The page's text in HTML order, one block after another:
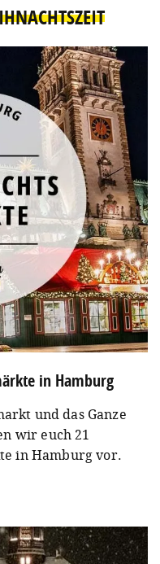
in Hamburg
und das Ganze
wir euch 21
in Hamburg vor.